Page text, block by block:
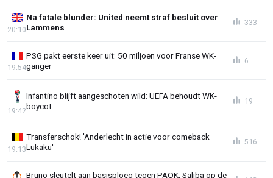
Na fatale blunder: United neemt straf besluit over
Lammens
20:10
333
PSG pakt eerste keer uit: 50 miljoen voor Franse WK-
ganger
19:54
6
Infantino blijft aangeschoten wild: UEFA behoudt WK-
boycot
19:42
19
Transferschok! 'Anderlecht in actie voor comeback
Lukaku'
19:13
516
Bruno sleutelt aan basisploeg tegen PAOK, Saliba op de